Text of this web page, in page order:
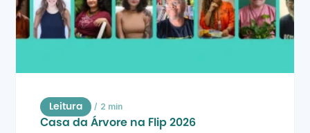
Leitura / 2 min
Casa da Árvore na Flip 2026